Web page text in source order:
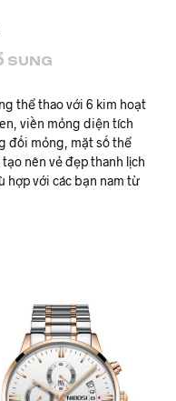
SUNG
thể thao với 6 kim hoạt
viền mỏng diện tích
đối mỏng, mặt số thể
nên vẻ đẹp thanh lịch
hợp với các bạn nam từ